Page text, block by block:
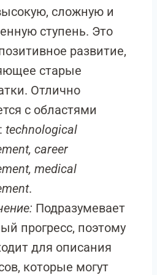
сложную и
ступень. Это
развитие,
старые
Отлично
с областями
technological
career
medical
.
Подразумевает
прогресс, поэтому
для описания
которые могут